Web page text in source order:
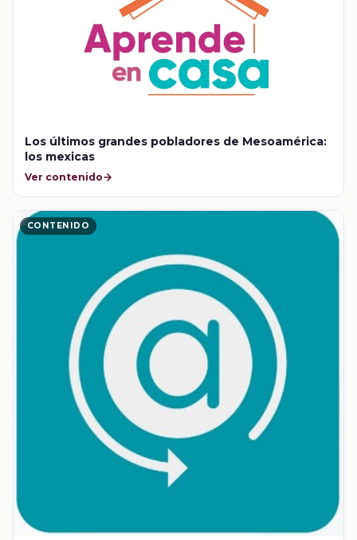
Los últimos grandes pobladores de Mesoamérica:
los mexicas
Ver contenido
CONTENIDO